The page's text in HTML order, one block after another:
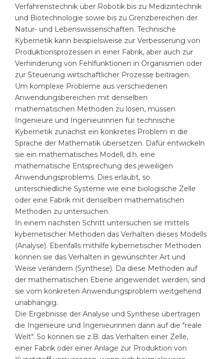
Verfahrenstechnik über Robotik bis zu Medizintechnik
und Biotechnologie sowie bis zu Grenzbereichen der
Natur- und Lebenswissenschaften. Technische
Kybernetik kann beispielsweise zur Verbesserung von
Produktionsprozessen in einer Fabrik, aber auch zur
Verhinderung von Fehlfunktionen in Organismen oder
zur Steuerung wirtschaftlicher Prozesse beitragen.
Um komplexe Probleme aus verschiedenen
Anwendungsbereichen mit denselben
mathematischen Methoden zu lösen, müssen
Ingenieure und Ingenieurinnen für technische
Kybernetik zunächst ein konkretes Problem in die
Sprache der Mathematik übersetzen. Dafür entwickeln
sie ein mathematisches Modell, d.h. eine
mathematische Entsprechung des jeweiligen
Anwendungsproblems. Dies erlaubt, so
unterschiedliche Systeme wie eine biologische Zelle
oder eine Fabrik mit denselben mathematischen
Methoden zu untersuchen.
In einem nächsten Schritt untersuchen sie mittels
kybernetischer Methoden das Verhalten dieses Modells
(Analyse). Ebenfalls mithilfe kybernetischer Methoden
können sie das Verhalten in gewünschter Art und
Weise verändern (Synthese). Da diese Methoden auf
der mathematischen Ebene angewendet werden, sind
sie vom konkreten Anwendungsproblem weitgehend
unabhängig.
Die Ergebnisse der Analyse und Synthese übertragen
die Ingenieure und Ingenieurinnen dann auf die "reale
Welt". So können sie z.B. das Verhalten einer Zelle,
einer Fabrik oder einer Anlage zur Produktion von